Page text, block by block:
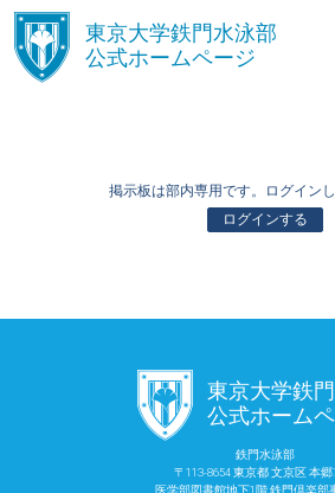
󿾱
東京大学鉄門水泳部
公式ホームページ
ABOUT
EVENTS
掲示板は部内専用です。ログインし
ログインする
󿾱 東京大学鉄
公式ホーム
鉄門水泳部
〒113-8654 東京都 文京区 本郷
医学部図書館地下1階 鉄門倶楽部